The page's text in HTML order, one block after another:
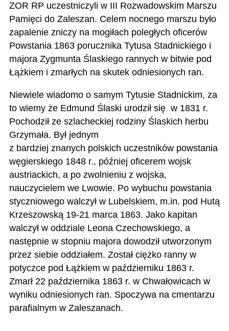
ZOR RP uczestniczyli w III Rozwadowskim Marszu
Pamięci do Zaleszan. Celem nocnego marszu było
zapalenie zniczy na mogiłach poległych oficerów
Powstania 1863 porucznika Tytusa Stadnickiego i
majora Zygmunta Ślaskiego rannych w bitwie pod
Łążkiem i zmarłych na skutek odniesionych ran.
Niewiele wiadomo o samym Tytusie Stadnickim, za
to wiemy że Edmund Ślaski urodził się w 1831 r.
Pochodził ze szlacheckiej rodziny Ślaskich herbu
Grzymała. Był jednym
z bardziej znanych polskich uczestników powstania
węgierskiego 1848 r., później oficerem wojsk
austriackich, a po zwolnieniu z wojska,
nauczycielem we Lwowie. Po wybuchu powstania
styczniowego walczył w Lubelskiem, m.in. pod Hutą
Krzeszowską 19-21 marca 1863. Jako kapitan
walczył w oddziale Leona Czechowskiego, a
następnie w stopniu majora dowodził utworzonym
przez siebie oddziałem. Został ciężko ranny w
potyczce pod Łążkiem w październiku 1863 r.
Zmarł 22 października 1863 r. w Chwałowicach w
wyniku odniesionych ran. Spoczywa na cmentarzu
parafialnym w Zaleszanach.